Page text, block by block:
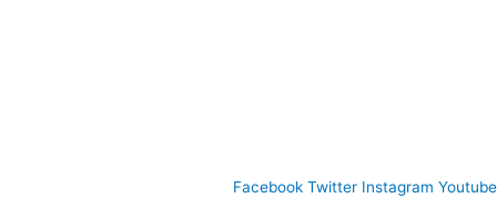
Facebook Twitter Instagram Youtube